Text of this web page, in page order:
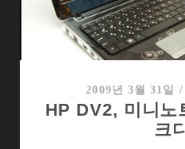
2009년 3월 31일 /
HP DV2, 미니노
크